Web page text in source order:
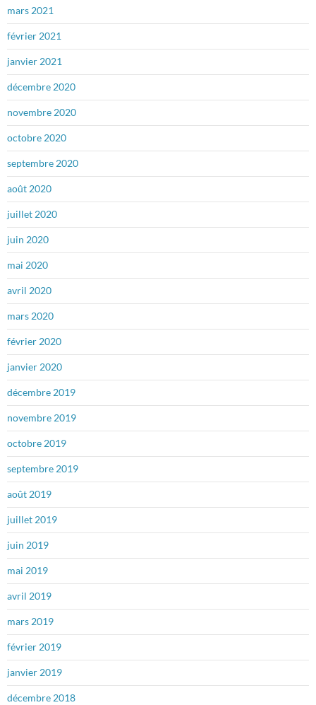
mars 2021
février 2021
janvier 2021
décembre 2020
novembre 2020
octobre 2020
septembre 2020
août 2020
juillet 2020
juin 2020
mai 2020
avril 2020
mars 2020
février 2020
janvier 2020
décembre 2019
novembre 2019
octobre 2019
septembre 2019
août 2019
juillet 2019
juin 2019
mai 2019
avril 2019
mars 2019
février 2019
janvier 2019
décembre 2018